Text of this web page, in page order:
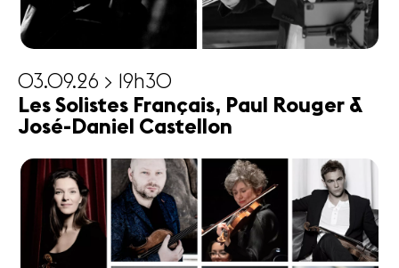
03.09.26 > 19h30
Les Solistes Français, Paul Rouger &
José-Daniel Castellon